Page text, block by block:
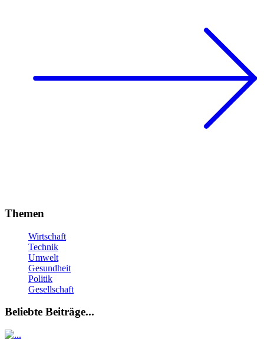
Themen
Wirtschaft
Technik
Umwelt
Gesundheit
Politik
Gesellschaft
Beliebte Beiträge...